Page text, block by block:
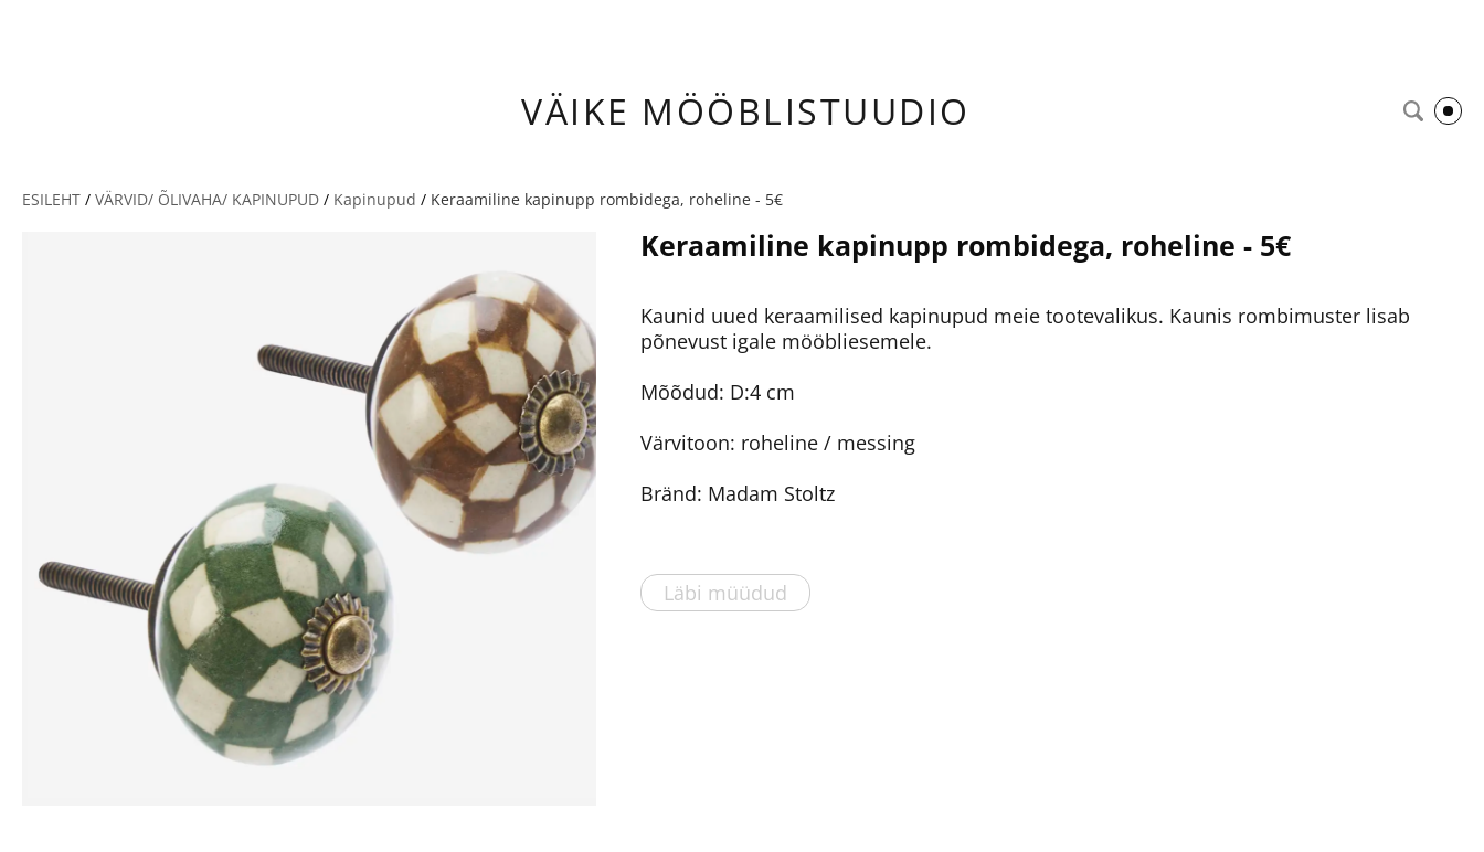
VÄIKE MÖÖBLISTUUDIO
ESILEHT / VÄRVID/ ÕLIVAHA/ KAPINUPUD / Kapinupud / Keraamiline kapinupp rombidega, roheline - 5€
Keraamiline kapinupp rombidega, roheline - 5€
Kaunid uued keraamilised kapinupud meie tootevalikus. Kaunis rombimuster lisab
põnevust igale mööbliesemele.
Mõõdud: D:4 cm
Värvitoon: roheline / messing
Bränd: Madam Stoltz
Läbi müüdud